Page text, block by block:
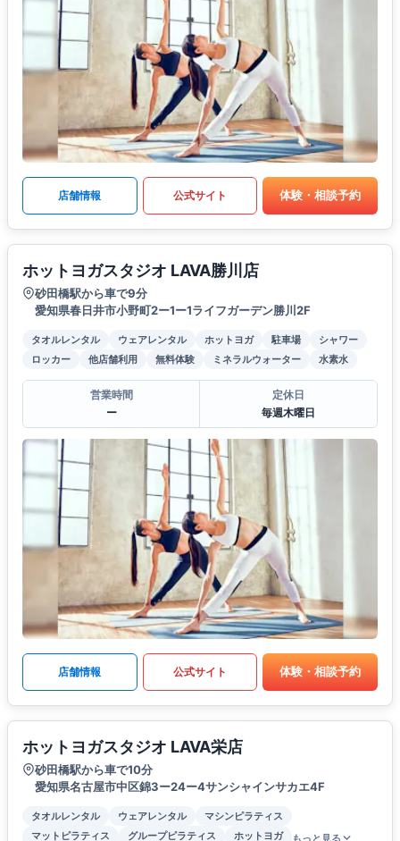
店舗情報 公式サイト 体験・相談予約
ホットヨガスタジオ LAVA勝川店
砂田橋駅から車で9分
愛知県春日井市小野町2ー1ー1ライフガーデン勝川2F
タオルレンタル ウェアレンタル ホットヨガ 駐車場
シャワー
ロッカー
他店舗利用 無料体験 ミネラルウォーター 水素水
営業時間
ー
定休日
毎週木曜日
店舗情報 公式サイト 体験・相談予約
ホットヨガスタジオ LAVA栄店
砂田橋駅から車で10分
愛知県名古屋市中区錦3ー24ー4サンシャインサカエ4F
タオルレンタル ウェアレンタル
マシンピラティス
マットピラティス
グループピラティス ホットヨガ もっと見る